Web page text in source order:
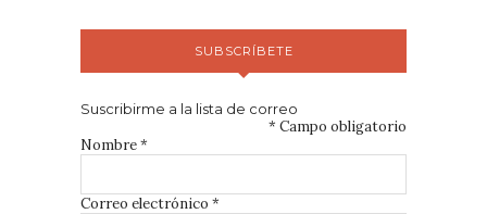
SUBSCRÍBETE
Suscribirme a la lista de correo
* Campo obligatorio
Nombre*
Correo electrónico *